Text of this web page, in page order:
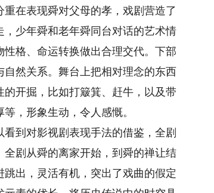
在表现舜对父母的孝，戏剧营造了
少年舜和老年舜同台对话的艺术情
格、命运转换做出合理交代。下部
然关系。舞台上把相对理念的东西
开掘，比如打簸箕、赶牛，以及带
，形象生动，令人感慨。
到对影视剧表现手法的借鉴，全剧
剧从舜的离家开始，到舜的禅让结
出，灵活有机，突出了戏曲的假定